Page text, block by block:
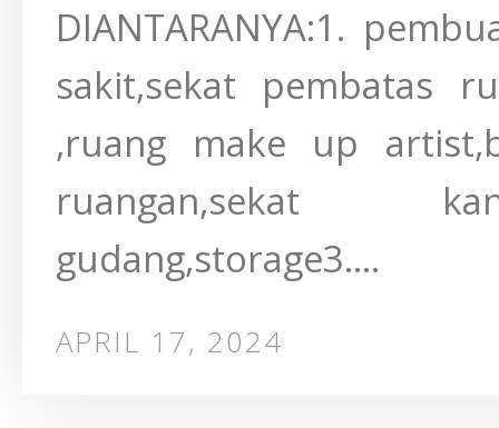
DIANTARANYA:1.
sakit,sekat pembatas
,ruang make up
ruangan,sekat
gudang,storage3....
APRIL 17, 2024